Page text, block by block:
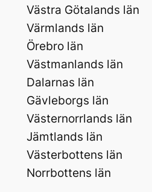
Västra Götalands län
Värmlands län
Örebro län
Västmanlands län
Dalarnas län
Gävleborgs län
Västernorrlands län
Jämtlands län
Västerbottens län
Norrbottens län